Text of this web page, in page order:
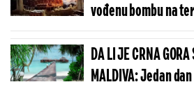
vođenu bombu na
siline udarca
DA LI JE CRNA
MALDIVA: Jedan